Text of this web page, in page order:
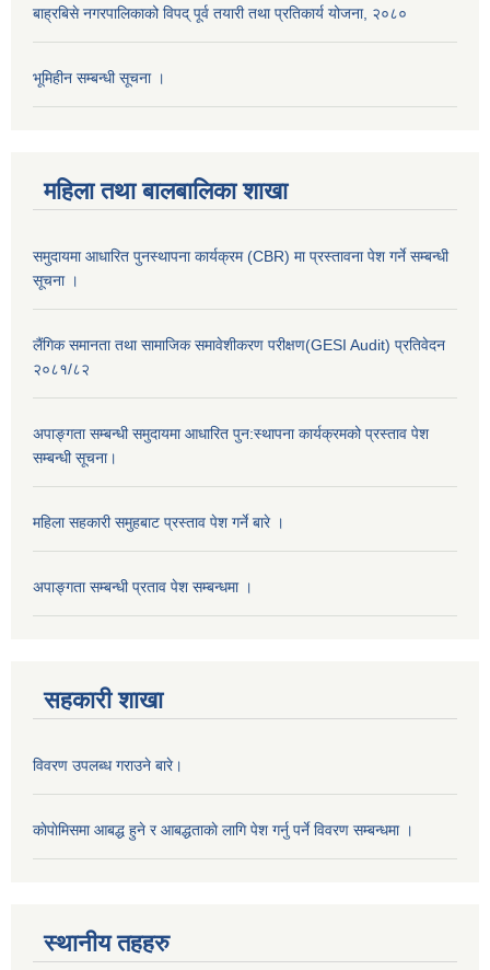
बाह्रबिसे नगरपालिकाको विपद् पूर्व तयारी तथा प्रतिकार्य योजना, २०८०
भूमिहीन सम्बन्धी सूचना ।
महिला तथा बालबालिका शाखा
समुदायमा आधारित पुनस्थापना कार्यक्रम (CBR) मा प्रस्तावना पेश गर्ने सम्बन्धी
सूचना ।
लैंगिक समानता तथा सामाजिक समावेशीकरण परीक्षण(GESI Audit) प्रतिवेदन
२०८१/८२
अपाङ्गता सम्बन्धी समुदायमा आधारित पुन:स्थापना कार्यक्रमको प्रस्ताव पेश
सम्बन्धी सूचना।
महिला सहकारी समुहबाट प्रस्ताव पेश गर्ने बारे ।
अपाङ्गता सम्बन्धी प्रताव पेश सम्बन्धमा ।
सहकारी शाखा
विवरण उपलब्ध गराउने बारे।
काेपाेमिसमा आबद्ध हुने र आबद्धताकाे लागि पेश गर्नु पर्ने विवरण सम्बन्धमा ।
स्थानीय तहहरु